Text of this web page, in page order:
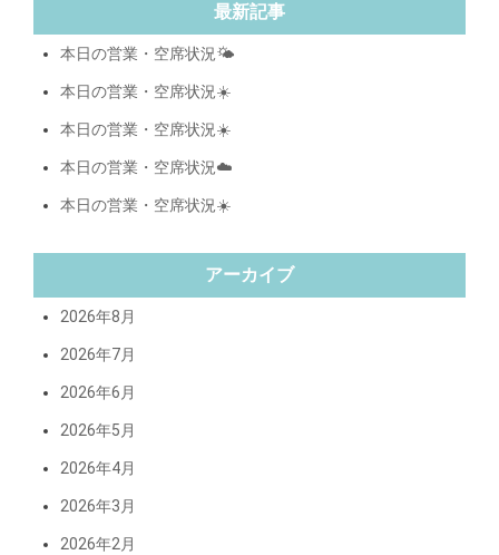
最新記事
本日の営業・空席状況🌤️
本日の営業・空席状況☀️
本日の営業・空席状況☀️
本日の営業・空席状況☁️
本日の営業・空席状況☀️
アーカイブ
2026年8月
2026年7月
2026年6月
2026年5月
2026年4月
2026年3月
2026年2月